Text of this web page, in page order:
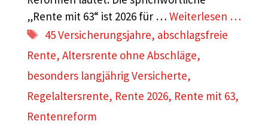
„Rente mit 63“ ist 2026 für … Weiterlesen …
Schlagwörter
45 Versicherungsjahre, abschlagsfreie
Rente, Altersrente ohne Abschläge,
besonders langjährig Versicherte,
Regelaltersrente, Rente 2026, Rente mit 63,
Rentenreform